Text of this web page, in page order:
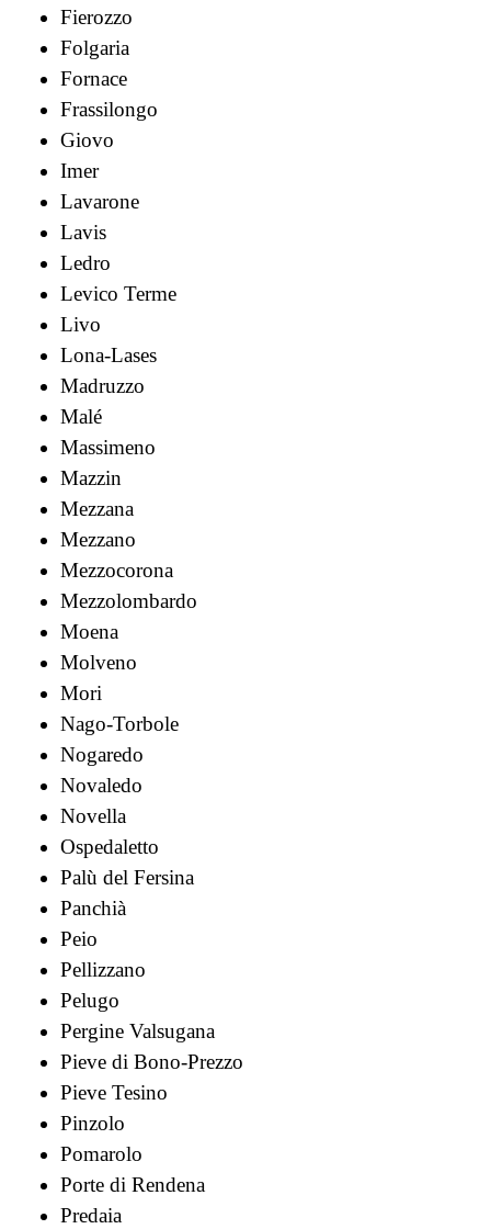
Fierozzo
Folgaria
Fornace
Frassilongo
Giovo
Imer
Lavarone
Lavis
Ledro
Levico Terme
Livo
Lona-Lases
Madruzzo
Malé
Massimeno
Mazzin
Mezzana
Mezzano
Mezzocorona
Mezzolombardo
Moena
Molveno
Mori
Nago-Torbole
Nogaredo
Novaledo
Novella
Ospedaletto
Palù del Fersina
Panchià
Peio
Pellizzano
Pelugo
Pergine Valsugana
Pieve di Bono-Prezzo
Pieve Tesino
Pinzolo
Pomarolo
Porte di Rendena
Predaia